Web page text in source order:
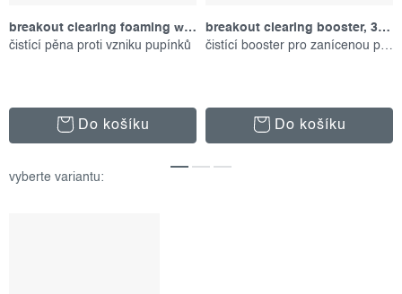
breakout clearing foaming wash, 177 ml
čistící pěna proti vzniku pupínků
Do košíku
breakout clearing booster, 30 ml
čistící booster pro zanícenou pleť
Do košíku